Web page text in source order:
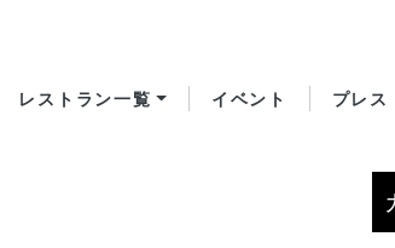
レストラン一覧 イベント プレス